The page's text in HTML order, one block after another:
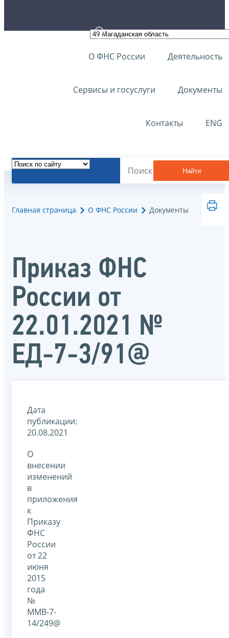
О ФНС России Деятельность
Сервисы и госуслуги Документы
Контакты ENG
Найти
Главная страница О ФНС России Документы
Приказ ФНС
России от
22.01.2021 №
ЕД-7-3/91@
Дата
публикации:
20.08.2021
О
внесении
изменений
в
приложения
к
Приказу
ФНС
России
от 22
июня
2015
года
№
ММВ-7-
14/249@